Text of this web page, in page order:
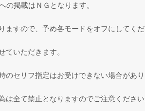
掲載はＮＧとなります。
すので、予め各モードをオフにしてくだ
いただきます。
セリフ指定はお受けできない場合があり
全て禁止となりますのでご注意ください